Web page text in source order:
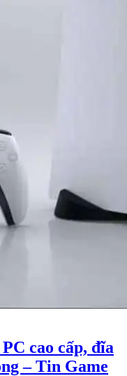
cao cấp, đĩa
– Tin Game